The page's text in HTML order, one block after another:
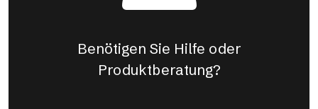
Benötigen Sie Hilfe oder
Produktberatung?